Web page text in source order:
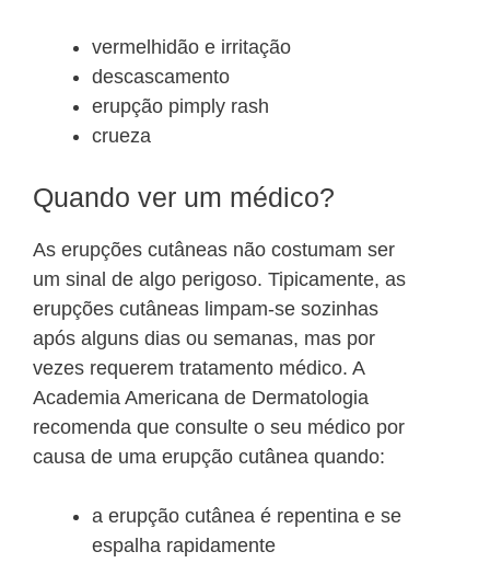
vermelhidão e irritação
descascamento
erupção pimply rash
crueza
Quando ver um médico?
As erupções cutâneas não costumam ser
um sinal de algo perigoso. Tipicamente, as
erupções cutâneas limpam-se sozinhas
após alguns dias ou semanas, mas por
vezes requerem tratamento médico. A
Academia Americana de Dermatologia
recomenda que consulte o seu médico por
causa de uma erupção cutânea quando:
a erupção cutânea é repentina e se
espalha rapidamente